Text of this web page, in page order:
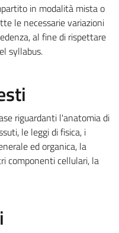
in modalità mista o
le necessarie variazioni
al fine di rispettare
syllabus.
riguardanti l'anatomia di
le leggi di fisica, i
ed organica, la
componenti cellulari, la